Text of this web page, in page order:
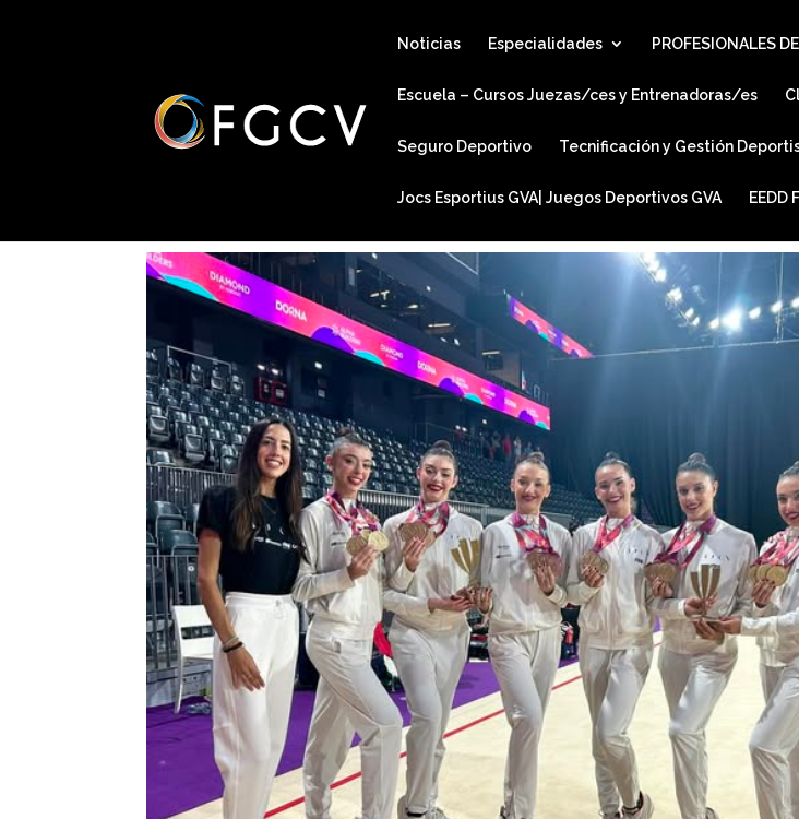
Noticias Especialidades PROFESIONALES
Escuela – Cursos Juezas/ces y Entrenadoras/es
Seguro Deportivo Tecnificación y Gestión
Jocs Esportius GVA| Juegos Deportivos GVA EEDD